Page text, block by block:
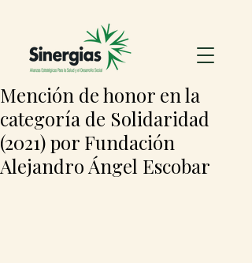
Mención de honor en la
categoría de Solidaridad
(2021) por Fundación
Alejandro Ángel Escobar